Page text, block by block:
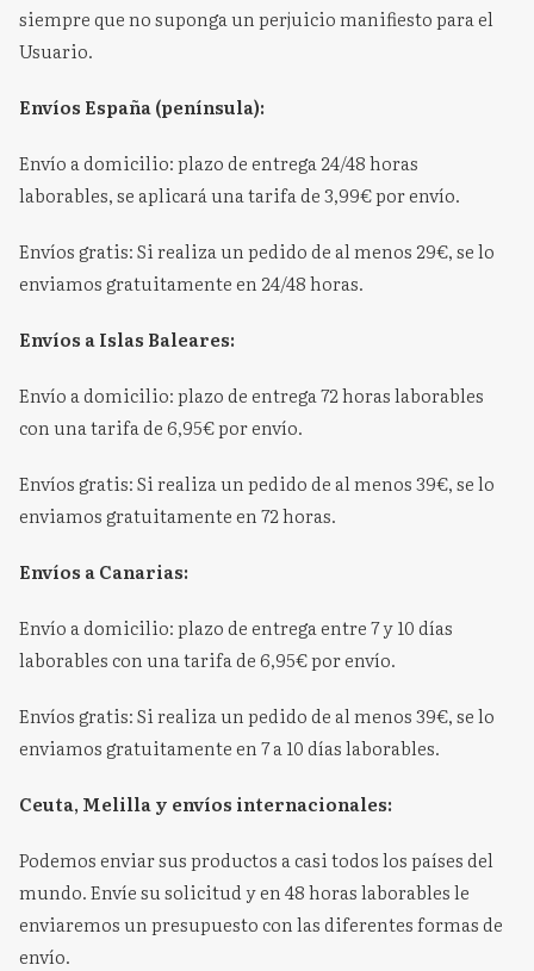
siempre que no suponga un perjuicio manifiesto para el
Usuario.
Envíos España (península):
Envío a domicilio: plazo de entrega 24/48 horas
laborables, se aplicará una tarifa de 3,99€ por envío.
Envíos gratis: Si realiza un pedido de al menos 29€, se lo
enviamos gratuitamente en 24/48 horas.
Envíos a Islas Baleares:
Envío a domicilio: plazo de entrega 72 horas laborables
con una tarifa de 6,95€ por envío.
Envíos gratis: Si realiza un pedido de al menos 39€, se lo
enviamos gratuitamente en 72 horas.
Envíos a Canarias:
Envío a domicilio: plazo de entrega entre 7 y 10 días
laborables con una tarifa de 6,95€ por envío.
Envíos gratis: Si realiza un pedido de al menos 39€, se lo
enviamos gratuitamente en 7 a 10 días laborables.
Ceuta, Melilla y envíos internacionales:
Podemos enviar sus productos a casi todos los países del
mundo. Envíe su solicitud y en 48 horas laborables le
enviaremos un presupuesto con las diferentes formas de
envío.